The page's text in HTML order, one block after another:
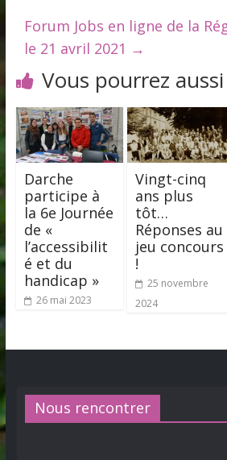
Forum Jobs en ligne de la
le 21 avril 2021 →
Vous pourrez
Darche
participe à
la 6e Journée
de «
l’accessibilit
é et du
handicap »
26 mai 2023
Vingt-cinq
ans plus
tôt…
Réponses au
jeu concours
!
25 novembre
2024
Nous rencontrer